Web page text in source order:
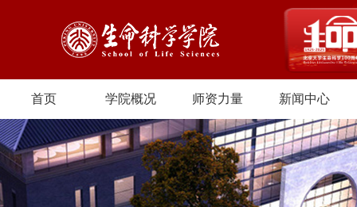
首页 学院概况 师资力量 新闻中心